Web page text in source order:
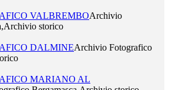
VALBREMBOArchivio
storico
DALMINEArchivio Fotografico
MARIANO AL